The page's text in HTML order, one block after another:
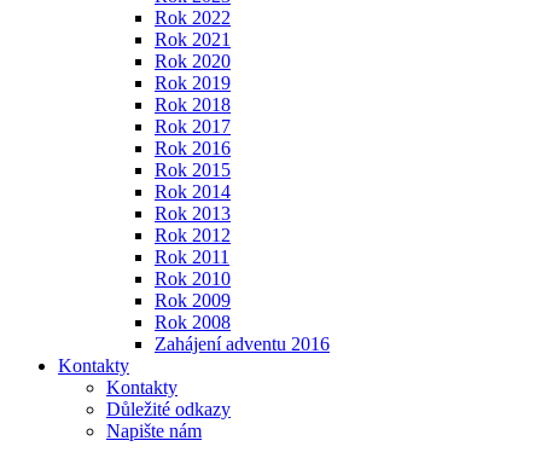
Rok 2022
Rok 2021
Rok 2020
Rok 2019
Rok 2018
Rok 2017
Rok 2016
Rok 2015
Rok 2014
Rok 2013
Rok 2012
Rok 2011
Rok 2010
Rok 2009
Rok 2008
Zahájení adventu 2016
Kontakty
Kontakty
Důležité odkazy
Napište nám